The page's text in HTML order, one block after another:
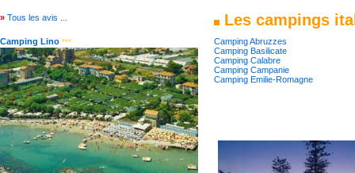
» Tous les avis ...
Camping Lino ***
Les campings
Camping Abruzzes
Camping Basilicate
Camping Calabre
Camping Campanie
Camping Emilie-Romagne